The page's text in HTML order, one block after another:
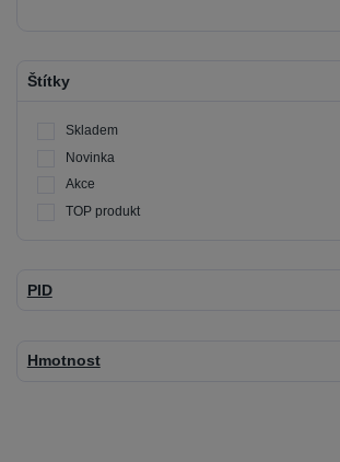
Štítky
Skladem
Novinka
Akce
TOP produkt
PID
Hmotnost